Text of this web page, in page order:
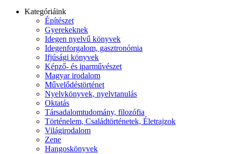
Kategóriáink
Építészet
Gyerekeknek
Idegen nyelvű könyvek
Idegenforgalom, gasztronómia
Ifjúsági könyvek
Képző- és iparművészet
Magyar irodalom
Művelődéstörténet
Nyelvkönyvek, nyelvtanulás
Oktatás
Társadalomtudomány, filozófia
Történelem, Családtörténetek, Életrajzok
Világirodalom
Zene
Hangoskönyvek